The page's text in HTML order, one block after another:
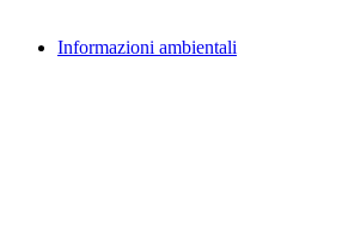
Informazioni ambientali